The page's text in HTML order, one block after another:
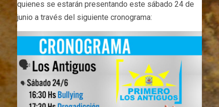
quienes se estarán presentando este sábado 24 de
junio a través del siguiente cronograma: